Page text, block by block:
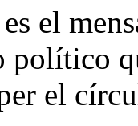
el
político
el